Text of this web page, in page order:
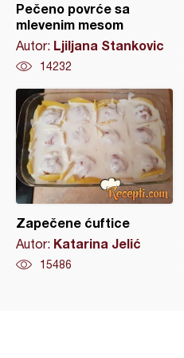
Pečeno povrće sa
mlevenim mesom
Autor: Ljiljana Stankovic
14232
Zapečene ćuftice
Autor: Katarina Jelić
15486